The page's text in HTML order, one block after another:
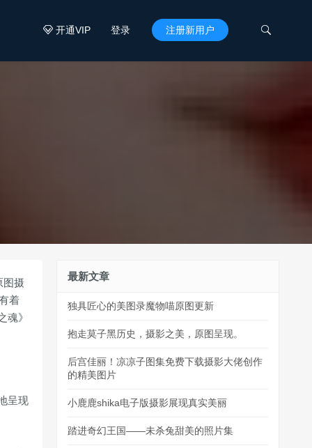
开通VIP 登录 注册新用户 
图摄
着
魂》
呈现
最新文章
独具匠心的美图录魔物喵原图更新
抱走莫子黑历史，摄影之美，原图呈现。
后宫佳丽！凉凉子图集免费下载摄影大佬创作
的精美图片
小鹿鹿shika电子版摄影展现真实美丽
踏进奇幻王国——未杀兔甜美的照片集